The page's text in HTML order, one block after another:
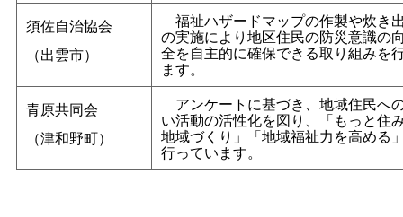
須佐自治協会
（出雲市）
福祉ハザードマップの作製や炊き
の実施により地区住民の防災意識の
全を自主的に確保できる取り組みを
ます。
青原共同会
（津和野町）
アンケートに基づき、地域住民へ
い活動の活性化を図り、「もっと住
地域づくり」「地域福祉力を高める
行っています。